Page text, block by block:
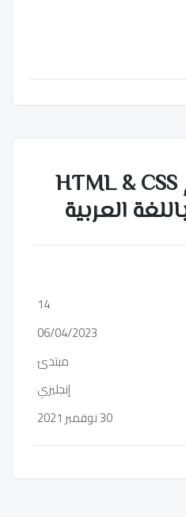
كورس اتعلم HTML & CSS
14
06/04/2023
مبتدئ
إنجليزي
30 نوفمبر 2021